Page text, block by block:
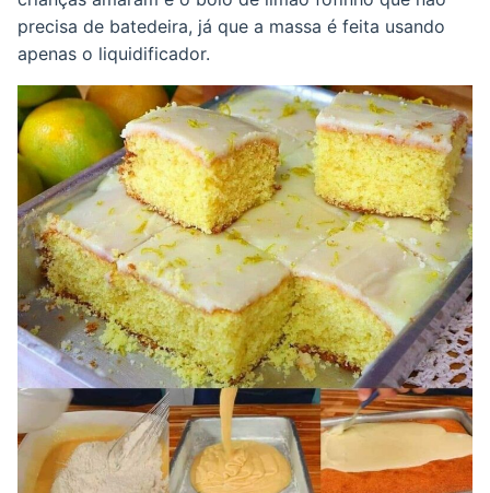
precisa de batedeira, já que a massa é feita usando
apenas o liquidificador.